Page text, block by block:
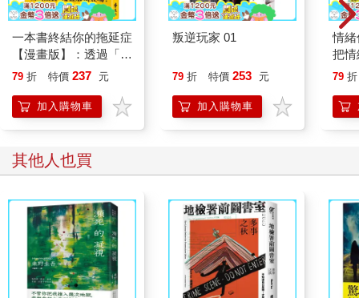
禮物仍放車上，於是我和他到外頭去拿。年輕人給我一張吊牌，
上面有他的電話，他說我準備離開時就打電話，他會把車開上來
等我。我從皮夾拿出一美元給他，但他向後退開，好像我的錢有
輻射汙染一樣。 「這是我的榮幸，先生。祝您有個愉快的夜
晚。」 我搭上D號電梯，黑色的電梯空間不大，牆面光滑。我第
一次搭乘到無按鈕的電梯。電梯內沒有控制板，所以我不知道要
怎麼讓它「動」。門關上之後，電梯自動運作，彷彿擁有自由意
志一般。門上的小螢幕亮起，顯示經過的樓層：2、3、5、10、
20、30、PH1、PH2、PH3。後來電梯緩緩停下，電梯門打開，
瑪姬出現在眼前。她背後襯著一片夕陽景致，身穿黑色高領毛衣
「爸！」 這是海市蜃樓嗎？我以為自己會進到走廊，看到一道道
公寓門和一個個盆栽。結果我瞬間移動到別人家客廳，裝潢豪
華，巨大玻璃牆能俯瞰整座城市的天際線。一切讓人神昏目眩，
暈頭轉向，感覺有點不真實，我彷彿走進了電視節目場景。 「公
寓在哪？」 她大笑。「這就是我們的公寓。」 「妳住這裡？」
「二月搬進來的。我們訂婚之後，艾登要我搬來。」電梯門正要
一本書終結你的拖延症
【漫畫版】：透過「小
行動」打開大腦的行動
「行動派」的37個科
學方法
79 折 特價 237 元
加入購物車
叛逆玩家 01
79 折 特價 253 元
加入購物車
情
把
誰
79 折
其他人也買